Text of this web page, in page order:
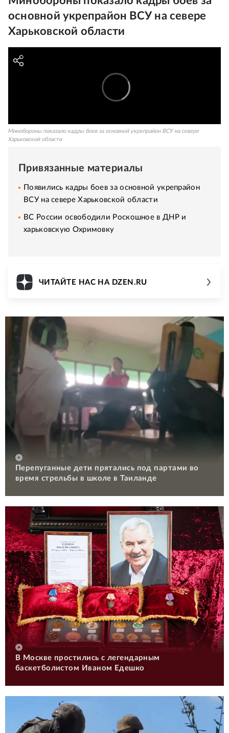
основной укрепрайон ВСУ на севере
Харьковской области
Минобороны показало кадры боев за основной укрепрайон ВСУ на севере
Харьковской области
Привязанные материалы
Появились кадры боев за основной укрепрайон
ВСУ на севере Харьковской области
ВС России освободили Роскошное в ДНР и
харьковскую Охримовку
ЧИТАЙТЕ НАС НА DZEN.RU
Перепуганные дети прятались под партами во
время стрельбы в школе в Таиланде
В Москве простились с легендарным
баскетболистом Иваном Едешко